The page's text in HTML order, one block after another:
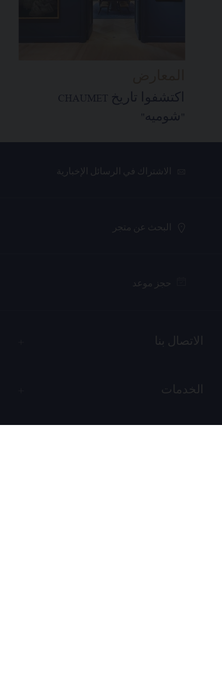
اكتشفوا تاريخ CHAUMET
"شوميه"
الاشتراك في الرسائل الإخبارية
البحث عن متجر
حجز موعد
الاتصال بنا
الخدمات